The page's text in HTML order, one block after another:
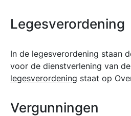
Legesverordening
In de legesverordening staan
voor de dienstverlening van
legesverordening staat op
Vergunningen